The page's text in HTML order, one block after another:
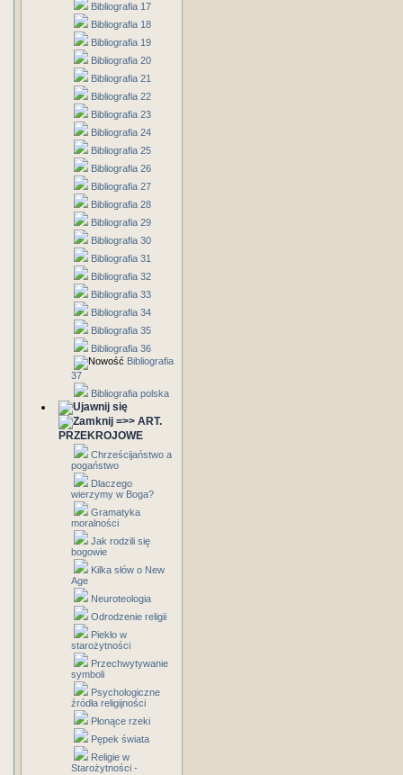
Bibliografia 17
Bibliografia 18
Bibliografia 19
Bibliografia 20
Bibliografia 21
Bibliografia 22
Bibliografia 23
Bibliografia 24
Bibliografia 25
Bibliografia 26
Bibliografia 27
Bibliografia 28
Bibliografia 29
Bibliografia 30
Bibliografia 31
Bibliografia 32
Bibliografia 33
Bibliografia 34
Bibliografia 35
Bibliografia 36
Bibliografia
37
Bibliografia polska
=>> ART.
PRZEKROJOWE
Chrześcijaństwo a
pogaństwo
Dlaczego
wierzymy w Boga?
Gramatyka
moralności
Jak rodzili się
bogowie
Kilka słów o New
Age
Neuroteologia
Odrodzenie religii
Piekło w
starożytności
Przechwytywanie
symboli
Psychologiczne
źródła religijności
Płonące rzeki
Pępek świata
Religie w
Starożytności -